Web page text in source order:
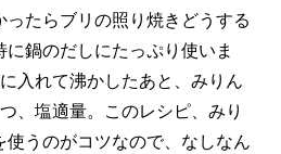
たらブリの照り焼きどうする
鍋のだしにたっぷり使いま
入れて沸かしたあと、みりん
、塩適量。このレシピ、みり
使うのがコツなので、なしなん